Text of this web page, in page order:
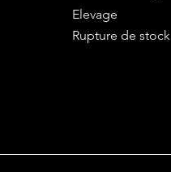
Elevage
Rupture de stock